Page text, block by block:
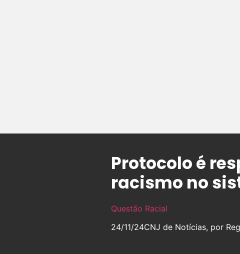
Protocolo é
racismo no
Questão Racial
24/11/24CNJ de Notícias, por